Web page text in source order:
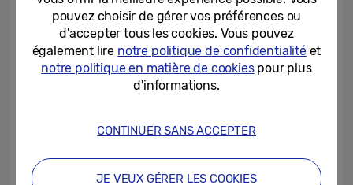
Samsung poursuit l’extension de
son programme bêta One UI 8.5
à d’autres appareils Galaxy
Pris en flagrant délit de coup
d’œil : découvrez ce qu’est le
public accidentel des écrans...
pouvez choisir de gérer vos préférences ou
d'accepter tous les cookies. Vous pouvez
également lire notre politique de confidentialitéet
notre politique en matière de cookiespour plus
d'informations.
CONTINUER SANS ACCEPTER
JE VEUX GÉRER LES COOKIES